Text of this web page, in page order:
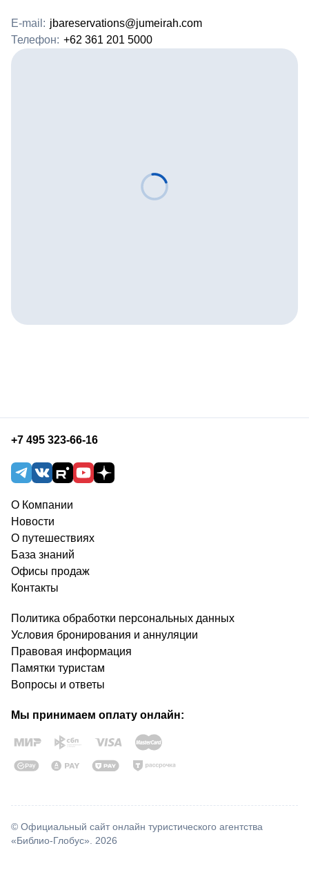
E-mail: jbareservations@jumeirah.com
Телефон: +62 361 201 5000
+7 495 323-66-16
О Компании
Новости
О путешествиях
База знаний
Офисы продаж
Контакты
Политика обработки персональных данных
Условия бронирования и аннуляции
Правовая информация
Памятки туристам
Вопросы и ответы
Мы принимаем оплату онлайн:
© Официальный сайт онлайн туристического агентства
«Библио-Глобус». 2026